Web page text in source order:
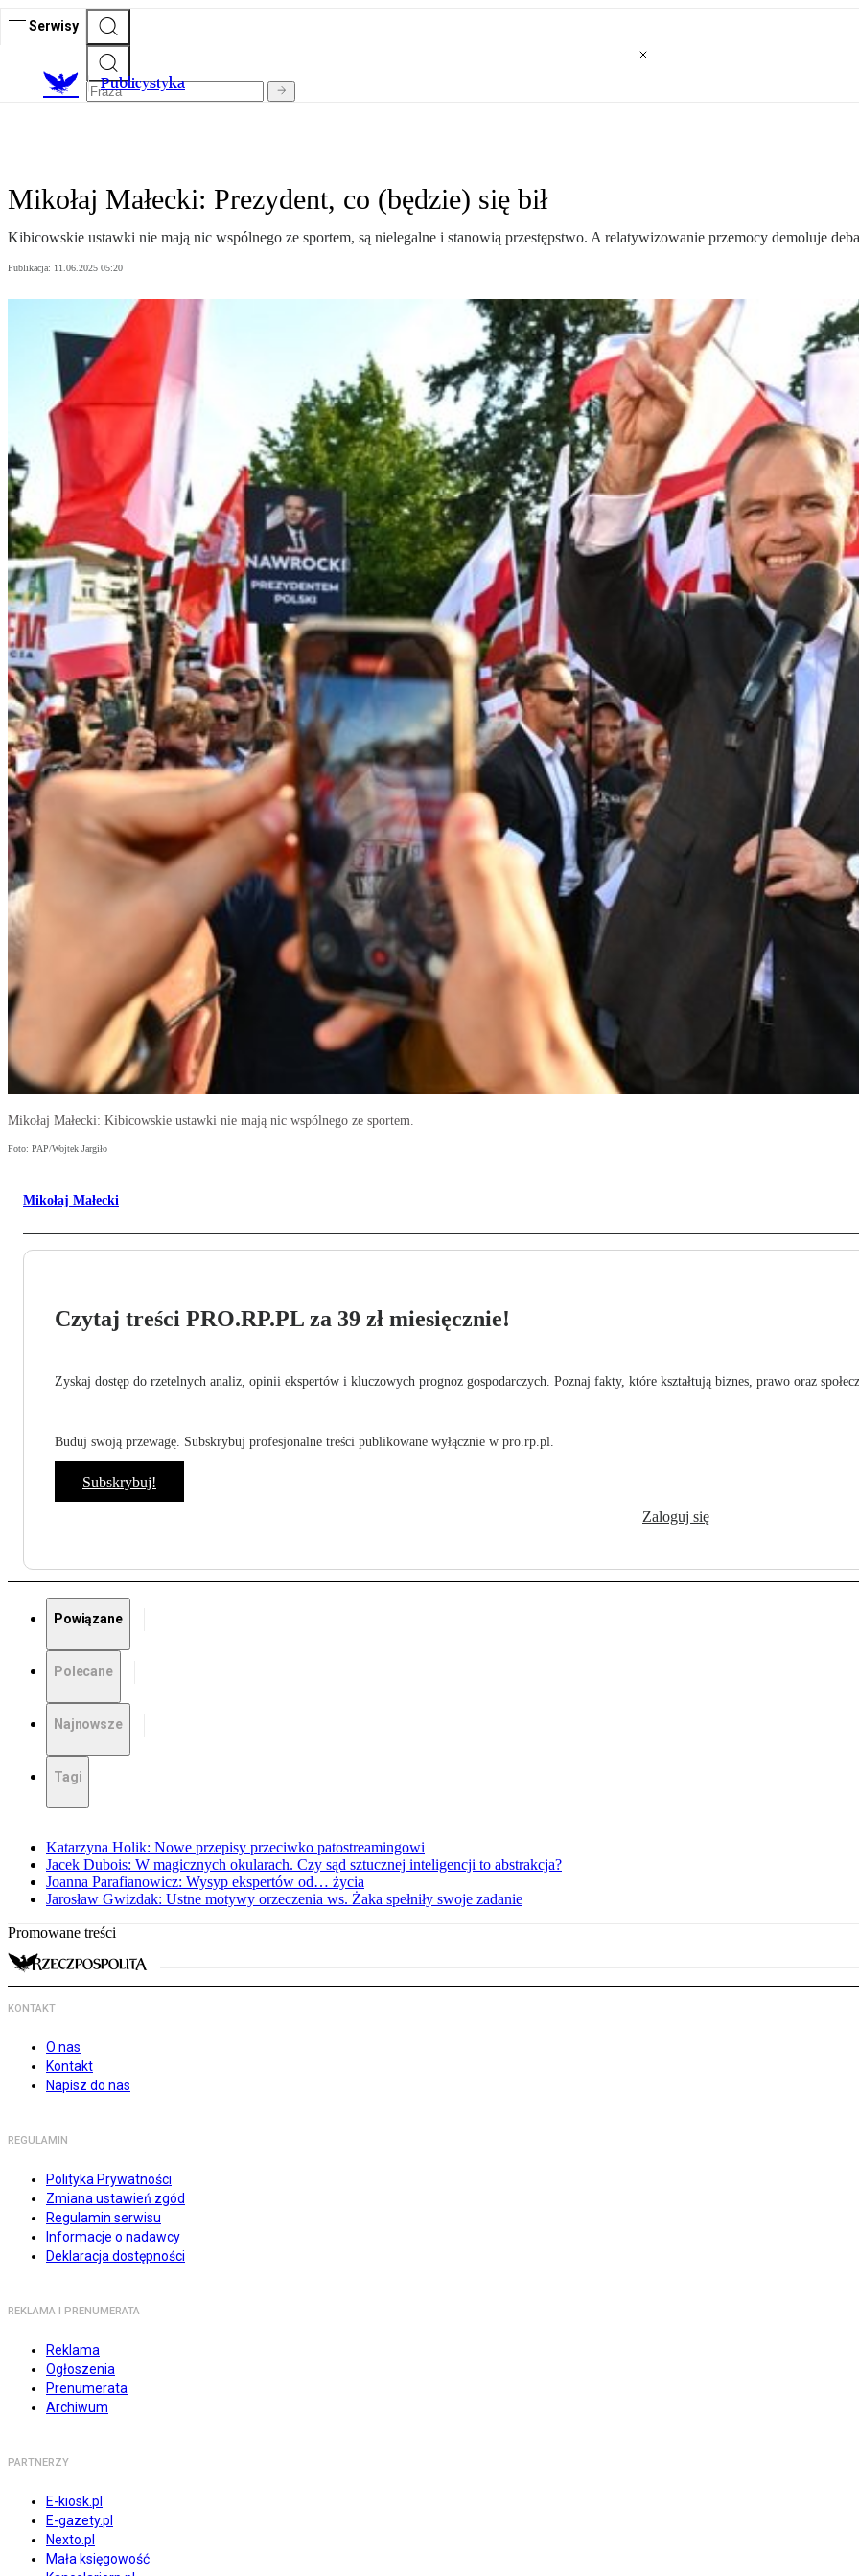
Serwisy
Publicystyka
Mikołaj Małecki: Prezydent, co (będzie) się bił
Kibicowskie ustawki nie mają nic wspólnego ze sportem, są nielegalne i stanowią przestępstwo. A relatywizowanie przemocy demoluje
Publikacja: 11.06.2025 05:20
Mikołaj Małecki: Kibicowskie ustawki nie mają nic wspólnego ze sportem.
Foto: PAP/Wojtek Jargiło
Mikołaj Małecki
Czytaj treści PRO.RP.PL za 39 zł miesięcznie!
Zyskaj dostęp do rzetelnych analiz, opinii ekspertów i kluczowych prognoz gospodarczych. Poznaj fakty, które kształtują biznes, prawo oraz
Buduj swoją przewagę. Subskrybuj profesjonalne treści publikowane wyłącznie w pro.rp.pl.
Subskrybuj!
Zaloguj się
Powiązane
Polecane
Najnowsze
Tagi
Katarzyna Holik: Nowe przepisy przeciwko patostreamingowi
Jacek Dubois: W magicznych okularach. Czy sąd sztucznej inteligencji to abstrakcja?
Joanna Parafianowicz: Wysyp ekspertów od… życia
Jarosław Gwizdak: Ustne motywy orzeczenia ws. Żaka spełniły swoje zadanie
Promowane treści
KONTAKT
O nas
Kontakt
Napisz do nas
REGULAMIN
Polityka Prywatności
Zmiana ustawień zgód
Regulamin serwisu
Informacje o nadawcy
Deklaracja dostępności
REKLAMA I PRENUMERATA
Reklama
Ogłoszenia
Prenumerata
Archiwum
PARTNERZY
E-kiosk.pl
E-gazety.pl
Nexto.pl
Mała księgowość